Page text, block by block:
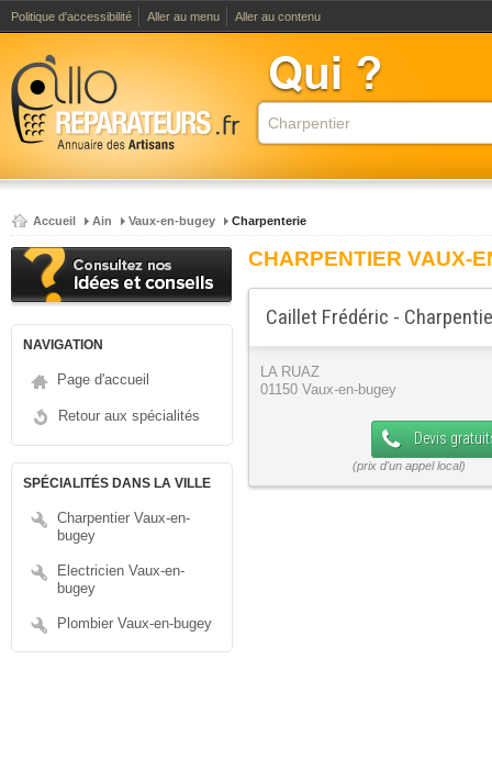
Politique d'accessibilité Aller au menu Aller au contenu
Accueil Ain Vaux-en-bugey Charpenterie
NAVIGATION
Page d'accueil
Retour aux spécialités
SPÉCIALITÉS DANS LA VILLE
Charpentier Vaux-en-
bugey
Electricien Vaux-en-
bugey
Plombier Vaux-en-bugey
CHARPENTIER VAUX-
Caillet Frédéric -
LA RUAZ
01150 Vaux-en-bugey
Devis